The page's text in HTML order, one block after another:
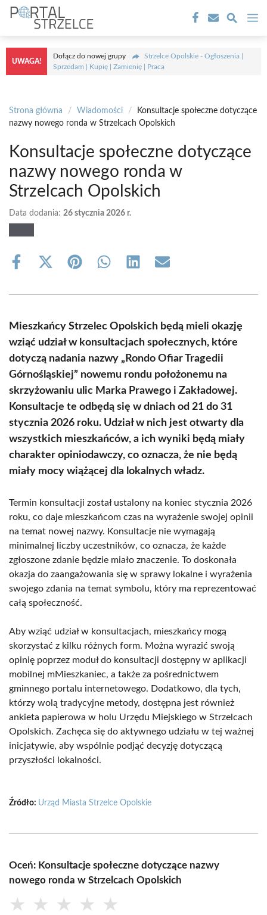
Przejdź
treści
UWAGA!
Dołącz do nowej grupy
Strzelce Opolskie - Ogłoszenia |
Sprzedam | Kupię | Zamienię | Praca
Strona główna / Wiadomości /
Konsultacje społeczne dotyczące
nazwy nowego ronda w Strzelcach Opolskich
Konsultacje społeczne dotyczące
nazwy nowego ronda w
Strzelcach Opolskich
Data dodania: 26 stycznia 2026 r.
Share
Share
(Twitter)
Share Share Share Share
Mieszkańcy Strzelec Opolskich będą mieli okazję
wziąć udział w konsultacjach społecznych, które
dotyczą nadania nazwy „Rondo Ofiar Tragedii
Górnośląskiej” nowemu rondu położonemu na
skrzyżowaniu ulic Marka Prawego i Zakładowej.
Konsultacje te odbędą się w dniach od 21 do 31
stycznia 2026 roku. Udział w nich jest otwarty dla
wszystkich mieszkańców, a ich wyniki będą miały
charakter opiniodawczy, co oznacza, że nie będą
miały mocy wiążącej dla lokalnych władz.
Termin konsultacji został ustalony na koniec stycznia 2026
roku, co daje mieszkańcom czas na wyrażenie swojej opinii
na temat nowej nazwy. Konsultacje nie wymagają
minimalnej liczby uczestników, co oznacza, że każde
zgłoszone zdanie będzie miało znaczenie. To doskonała
okazja do zaangażowania się w sprawy lokalne i wyrażenia
swojego zdania na temat symbolu, który ma reprezentować
całą społeczność.
Aby wziąć udział w konsultacjach, mieszkańcy mogą
skorzystać z kilku różnych form. Można wyrazić swoją
opinię poprzez moduł do konsultacji dostępny w aplikacji
mobilnej mMieszkaniec, a także za pośrednictwem
gminnego portalu internetowego. Dodatkowo, dla tych,
którzy wolą tradycyjne metody, dostępna jest również
ankieta papierowa w holu Urzędu Miejskiego w Strzelcach
Opolskich. Zachęca się do aktywnego udziału w tej ważnej
inicjatywie, aby wspólnie podjąć decyzję dotyczącą
przyszłości lokalności.
Źródło: Urząd Miasta Strzelce Opolskie
Oceń: Konsultacje społeczne dotyczące nazwy
nowego ronda w Strzelcach Opolskich
★ ★ ★ ★ ★